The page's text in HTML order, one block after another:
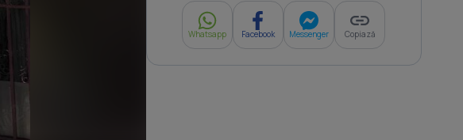
Whatsapp Facebook Messenger Copiază